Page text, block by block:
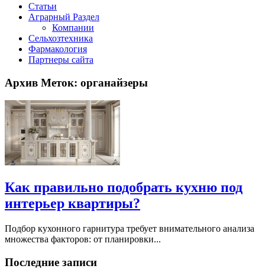
Статьи
Аграрный Раздел
Компании
Сельхозтехника
Фармакология
Партнеры сайта
Архив Меток: органайзеры
Как правильно подобрать кухню под
интерьер квартиры?
Подбор кухонного гарнитура требует внимательного анализа
множества факторов: от планировки...
Последние записи